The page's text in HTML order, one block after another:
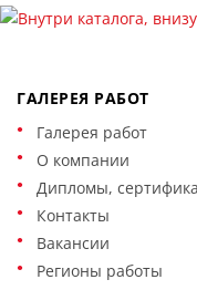
ГАЛЕРЕЯ РАБОТ
Галерея работ
О компании
Дипломы,
Контакты
Вакансии
Регионы работы